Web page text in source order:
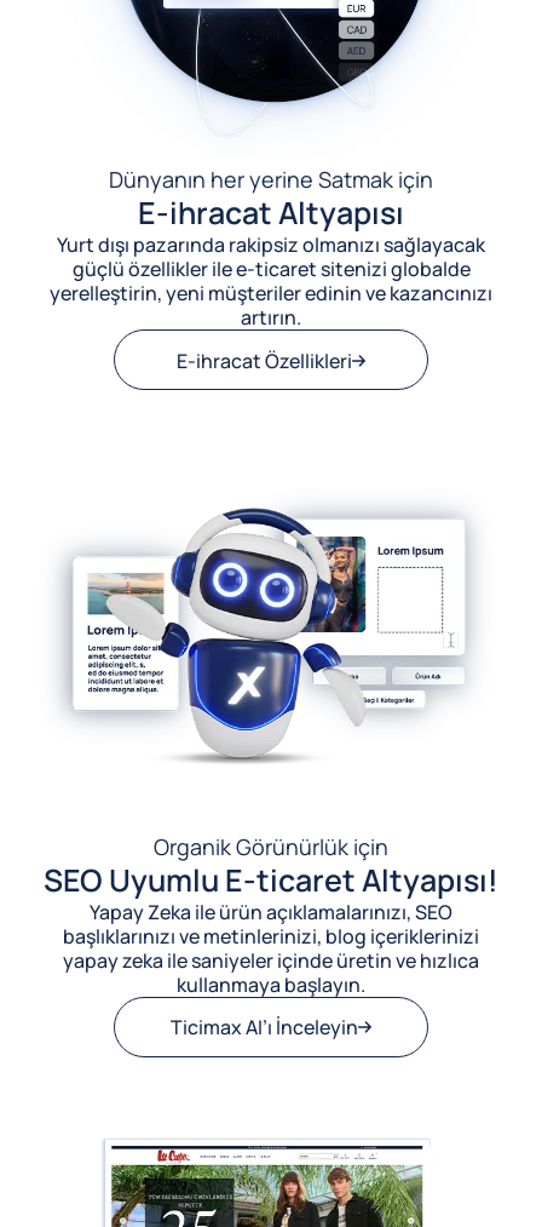
Dünyanın her yerine Satmak için
E-ihracat Altyapısı
Yurt dışı pazarında rakipsiz olmanızı sağlayacak
güçlü özellikler ile e-ticaret sitenizi globalde
yerelleştirin, yeni müşteriler edinin ve kazancınızı
artırın.
E-ihracat Özellikleri
Organik Görünürlük için
SEO Uyumlu E-ticaret Altyapısı!
Yapay Zeka ile ürün açıklamalarınızı, SEO
başlıklarınızı ve metinlerinizi, blog içeriklerinizi
yapay zeka ile saniyeler içinde üretin ve hızlıca
kullanmaya başlayın.
Ticimax AI’ı İnceleyin